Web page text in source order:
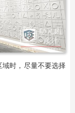
时，尽量不要选择